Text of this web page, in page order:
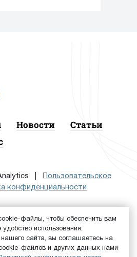
Новости
Статьи
|
Пользовательское
конфиденциальности
сначала Войдите или
файлы, чтобы обеспечить вам
использования.
сайта, вы соглашаетесь на
файлов и других данных нами